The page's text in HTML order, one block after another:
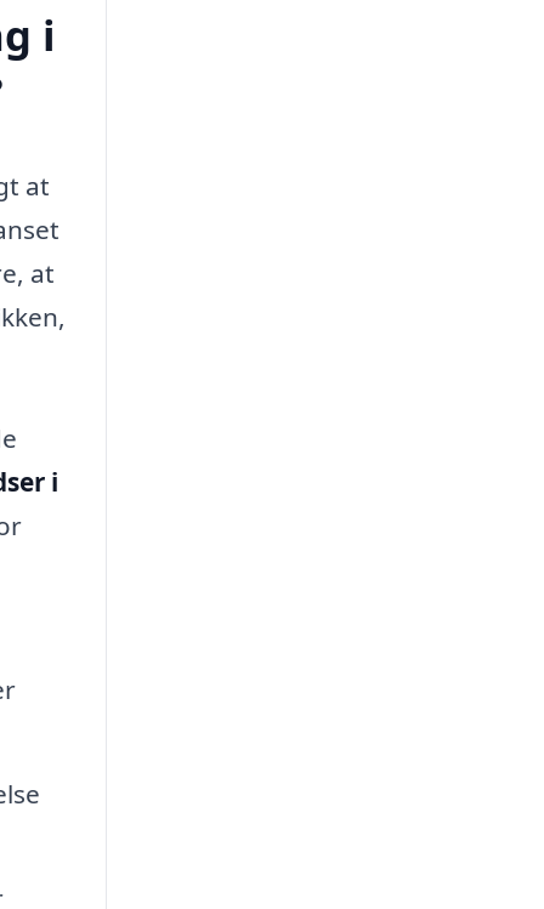
i
at
at
i